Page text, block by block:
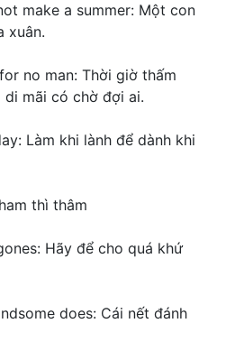
make a summer: Một con
xuân.
no man: Thời giờ thấm
mãi có chờ đợi ai.
Làm khi lành để dành khi
thì thâm
Hãy để cho quá khứ
does: Cái nết đánh